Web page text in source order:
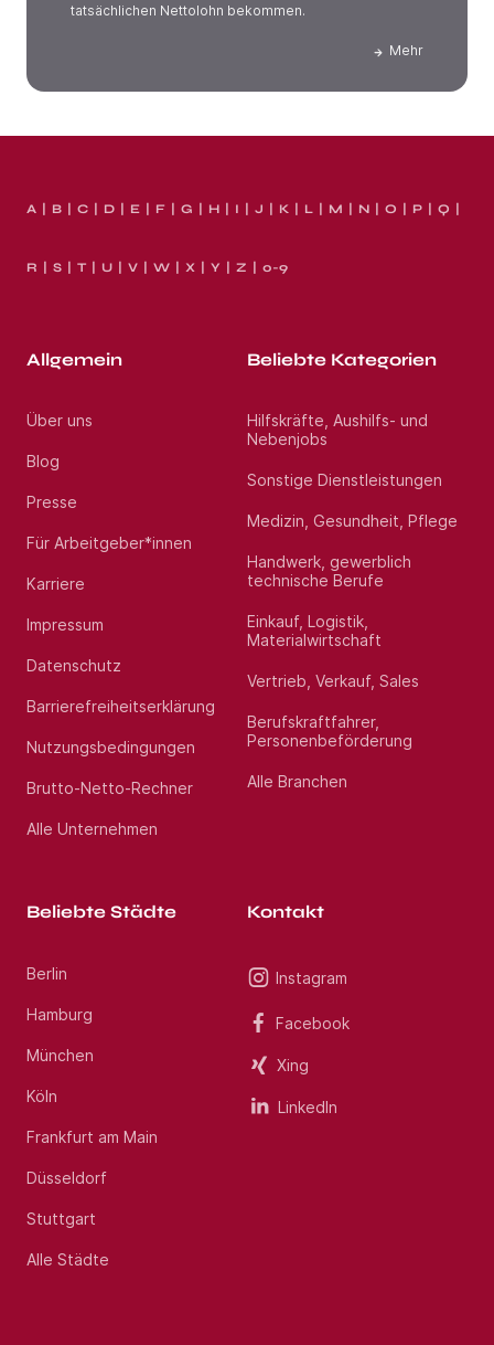
tatsächlichen Nettolohn bekommen.
Mehr
A B C D E F G H I J K L M N O P Q
R S T U V W X Y Z 0-9
Allgemein
Über uns
Blog
Presse
Für Arbeitgeber*innen
Karriere
Impressum
Datenschutz
Barrierefreiheitserklärung
Nutzungsbedingungen
Brutto-Netto-Rechner
Alle Unternehmen
Beliebte Kategorien
Hilfskräfte, Aushilfs- und
Nebenjobs
Sonstige Dienstleistungen
Medizin, Gesundheit, Pflege
Handwerk, gewerblich
technische Berufe
Einkauf, Logistik,
Materialwirtschaft
Vertrieb, Verkauf, Sales
Berufskraftfahrer,
Personenbeförderung
Alle Branchen
Beliebte Städte
Berlin
Hamburg
München
Köln
Frankfurt am Main
Düsseldorf
Stuttgart
Alle Städte
Kontakt
Instagram
Facebook
Xing
LinkedIn